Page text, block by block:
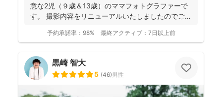
意な2児（９歳＆13歳）のママフォトグラファーで
す。 撮影内容をリニューアルいたしましたのでご案
予約承諾率： 98% 最終アクティブ： 7日以上前
黒崎 智大
5 (46)男性